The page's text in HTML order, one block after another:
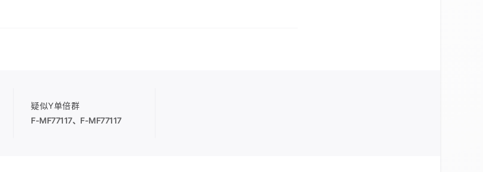
疑似Y单倍群
F-MF77117、 F-MF77117